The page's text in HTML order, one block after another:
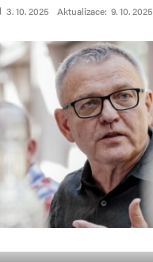
3. 10. 2025 Aktualizace: 9. 10. 2025